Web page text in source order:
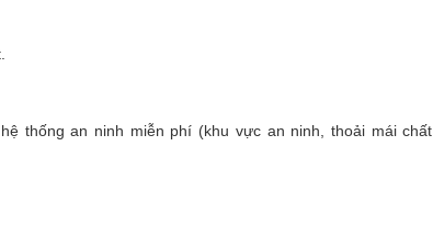
thống an ninh miễn phí (khu vực an ninh, thoải mái chất